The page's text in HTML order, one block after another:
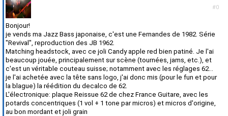
#0
Bonjour!
je vends ma Jazz Bass japonaise, c'est une Fernandes de 1982. Série
"Revival", reproduction des JB 1962.
Matching headstock, avec ce joli Candy apple red bien patiné. Je l'ai
beaucoup jouée, principalement sur scène (tournées, jams, etc.), et
c'est un véritable couteau suisse; notamment avec les réglages 62...
je l'ai achetée avec la tête sans logo, j'ai donc mis (pour le fun et pour
la blague) la réédition du decalco de 62.
L'électronique: plaque Reissue 62 de chez France Guitare, avec les
potards concentriques (1 vol + 1 tone par micros) et micros d'origine,
au bon mordant et joli grain